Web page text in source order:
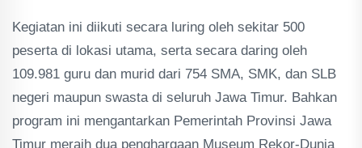
Kegiatan ini diikuti secara luring oleh sekitar 500
peserta di lokasi utama, serta secara daring oleh
109.981 guru dan murid dari 754 SMA, SMK, dan SLB
negeri maupun swasta di seluruh Jawa Timur. Bahkan
program ini mengantarkan Pemerintah Provinsi Jawa
Timur meraih dua penghargaan Museum Rekor-Dunia